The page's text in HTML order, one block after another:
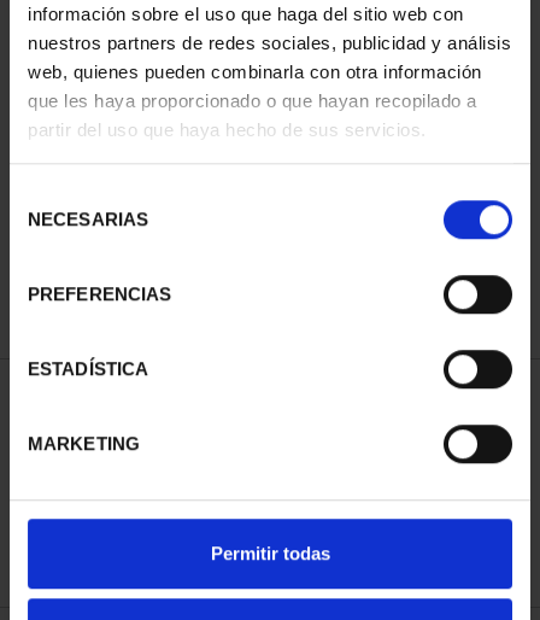
información sobre el uso que haga del sitio web con
nuestros partners de redes sociales, publicidad y análisis
web, quienes pueden combinarla con otra información
que les haya proporcionado o que hayan recopilado a
partir del uso que haya hecho de sus servicios.
NECESARIAS
PREFERENCIAS
ESTADÍSTICA
MARKETING
Permitir todas
73,00 €
REFINAR